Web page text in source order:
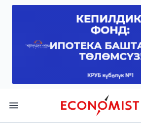
Economist.kg